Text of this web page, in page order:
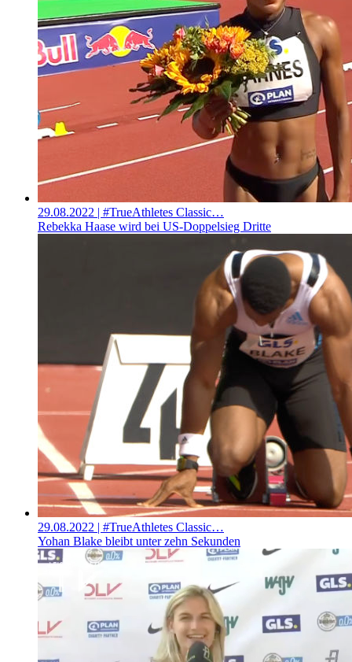
29.08.2022 | #TrueAthletes Classic…
Rebekka Haase wird bei US-Doppelsieg Dritte
29.08.2022 | #TrueAthletes Classic…
Yohan Blake bleibt unter zehn Sekunden